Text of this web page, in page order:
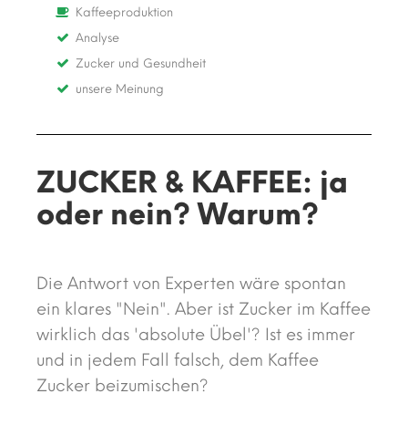
Kaffeeproduktion
Analyse
Zucker und Gesundheit
unsere Meinung
ZUCKER & KAFFEE: ja
oder nein? Warum?
Die Antwort von Experten wäre spontan
ein klares "Nein". Aber ist Zucker im Kaffee
wirklich das 'absolute Übel'? Ist es immer
und in jedem Fall falsch, dem Kaffee
Zucker beizumischen?